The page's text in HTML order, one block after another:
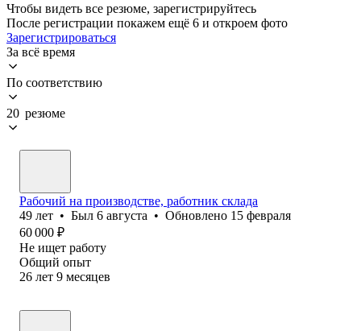
Чтобы видеть все резюме, зарегистрируйтесь
После регистрации покажем ещё 6 и откроем фото
Зарегистрироваться
За всё время
По соответствию
20 резюме
Рабочий на производстве, работник склада
49 лет • Был 6 августа • Обновлено 15 февраля
60 000 ₽
Не ищет работу
Общий опыт
26 лет 9 месяцев